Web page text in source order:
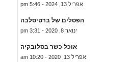
אפריל 13, 2024 - 5:46 pm
הפסלים של ברטיסלבה
ינואר 8, 2020 - 3:31 pm
אוכל כשר בסלובקיה
אפריל 13, 2020 - 10:20 am